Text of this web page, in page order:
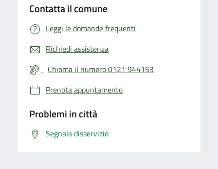
Contatta il comune
Leggi le domande frequenti
Richiedi assistenza
Chiama il numero 0121 944153
Prenota appuntamento
Problemi in città
Segnala disservizio